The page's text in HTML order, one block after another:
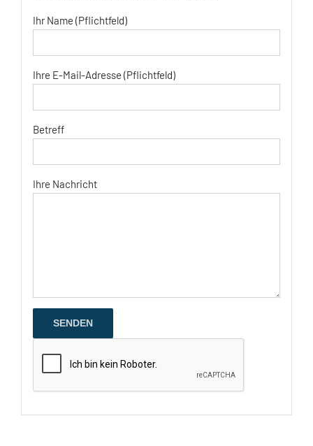
Ihr Name (Pflichtfeld)
Ihre E-Mail-Adresse (Pflichtfeld)
Betreff
Ihre Nachricht